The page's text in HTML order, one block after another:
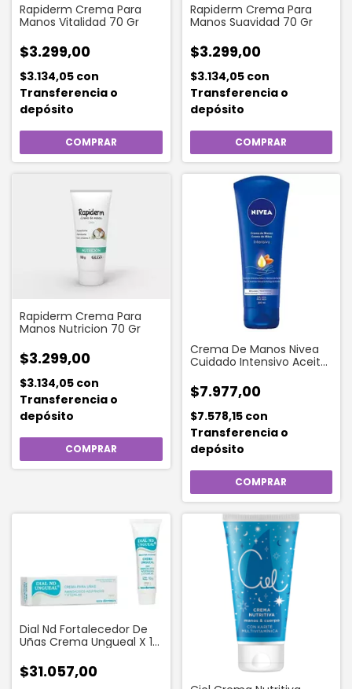
Rapiderm Crema Para
Manos Vitalidad 70 Gr
$3.299,00
$3.134,05 con
Transferencia o
depósito
Rapiderm Crema Para
Manos Suavidad 70 Gr
$3.299,00
$3.134,05 con
Transferencia o
depósito
Rapiderm Crema Para
Manos Nutricion 70 Gr
$3.299,00
$3.134,05 con
Transferencia o
depósito
Crema De Manos Nivea
Cuidado Intensivo Aceite
$7.977,00
$7.578,15 con
Transferencia o
depósito
Dial Nd Fortalecedor De
Uñas Crema Ungueal X 10
$31.057,00